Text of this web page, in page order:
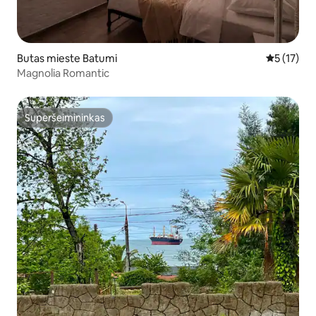
Butas mieste Batumi Vidutinis
5 (17)
Magnolia Romantic
Superšeimininkas
Superšeimininkas